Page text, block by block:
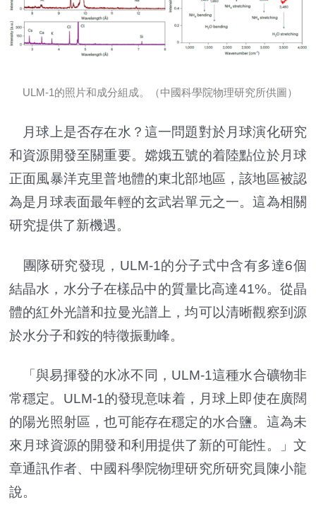
ULM-1的照片和成分組成。（中國科學院物理研究所供圖）
月球上是否存在水？這一問題對於月球演化研究
和資源開發至關重要。嫦娥五號的着陸點位於月球
正面風暴洋克里普地體的東北部地區，該地區被認
為是月球表面最年輕的玄武岩單元之一。這為相關
研究提供了新機遇。
團隊研究發現，ULM-1的分子式中含有多達6個
結晶水，水分子在樣品中的質量比高達41%。從晶
體的紅外光譜和拉曼光譜上，均可以清晰觀察到源
於水分子和銨的特徵振動峰。
「與易揮發的水冰不同，ULM-1這種水合礦物非
常穩定。ULM-1的發現意味着，月球上即使在廣闊
的陽光照射區，也可能存在穩定的水合鹽。這為未
來月球資源的開發和利用提供了新的可能性。」文
章通訊作者、中國科學院物理研究所研究員陳小龍
說。